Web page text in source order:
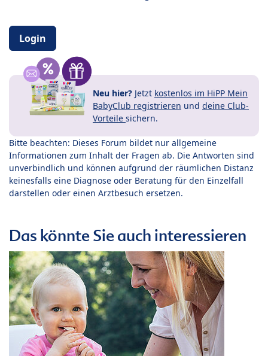
Login
Neu hier? Jetzt kostenlos im HiPP Mein
BabyClub registrieren und deine Club-
Vorteile sichern.
Bitte beachten: Dieses Forum bildet nur allgemeine
Informationen zum Inhalt der Fragen ab. Die Antworten sind
unverbindlich und können aufgrund der räumlichen Distanz
keinesfalls eine Diagnose oder Beratung für den Einzelfall
darstellen oder einen Arztbesuch ersetzen.
Das könnte Sie auch interessieren